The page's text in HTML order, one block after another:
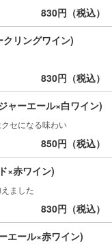
830円（税込）
リングワイン)
830円（税込）
ャーエール×白ワイン)
セになる味わい
850円（税込）
×赤ワイン)
ました
830円（税込）
エール×赤ワイン)